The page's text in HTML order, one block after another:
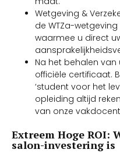
Wetgeving &
de WTZa-
waarmee u direct
Na het behalen
officiële certificaat.
‘student voor het
opleiding altijd
van onze
Extreem Hoge ROI:
salon-investering is